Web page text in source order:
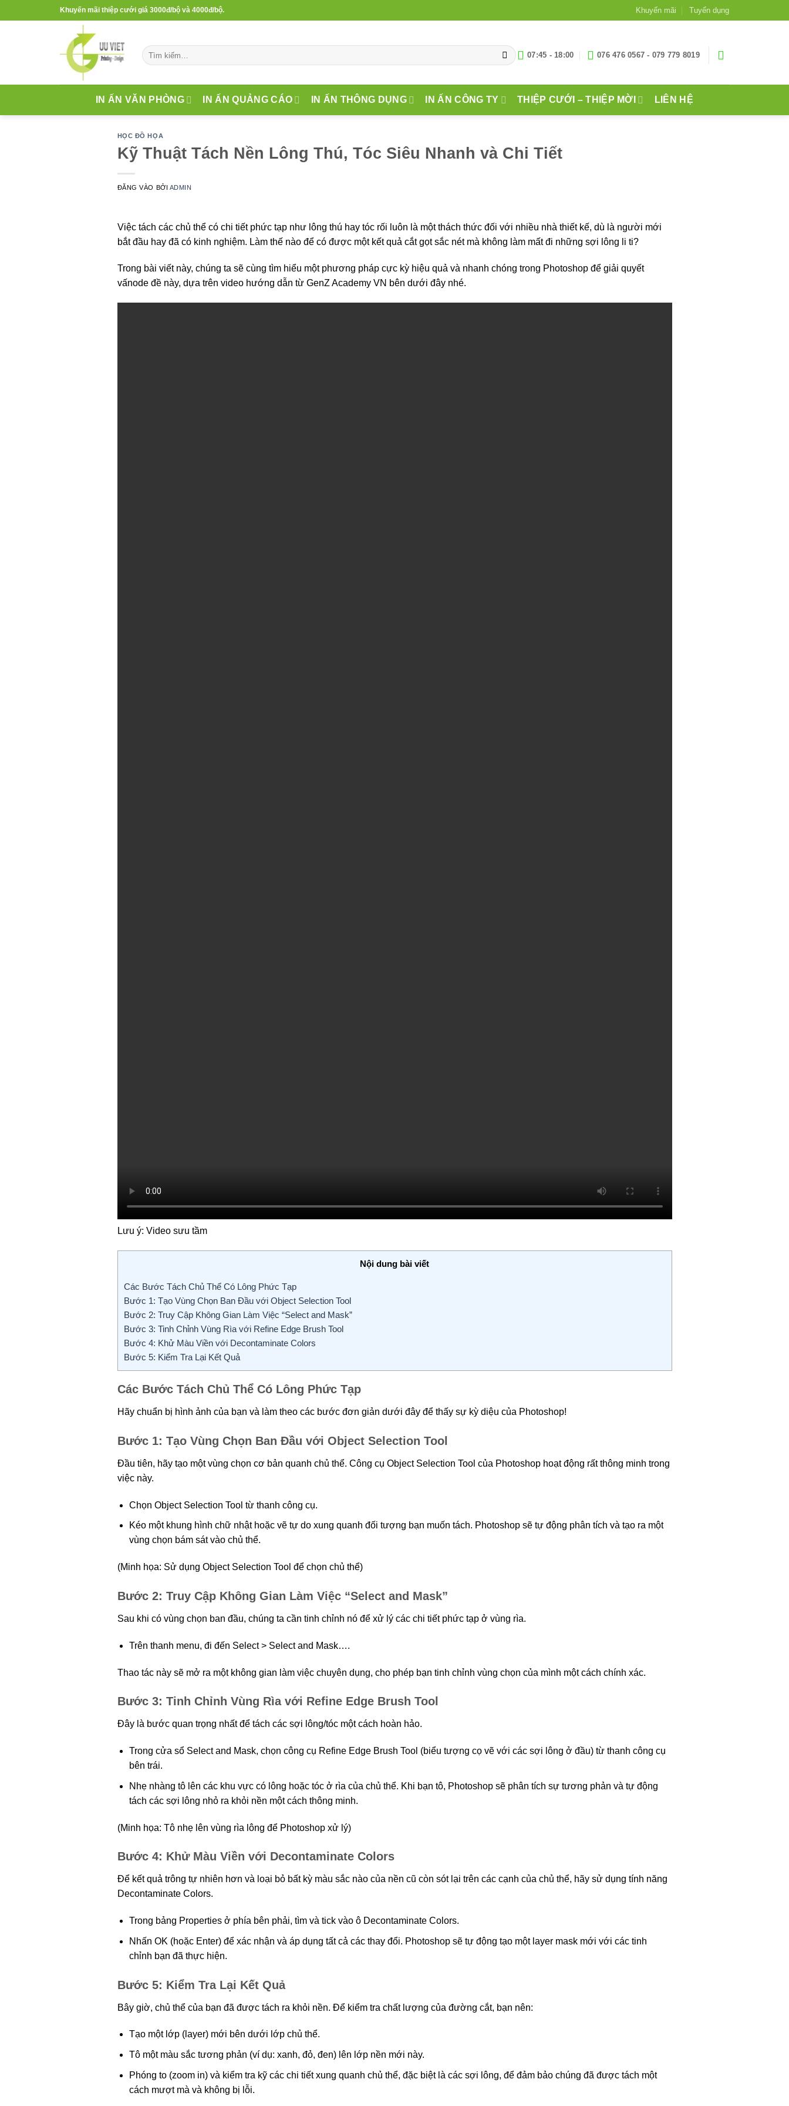
qua
Khuyến mãi thiệp cưới giá 3000đ/bộ và 4000đ/bộ. Khuyến mãi Tuyển dụng
Tìm
kiếm:
07:45 - 18:00 076 476 0567 - 079 779 8019
IN ẤN VĂN PHÒNG IN ẤN QUẢNG CÁO IN ẤN THÔNG DỤNG IN ẤN CÔNG TY THIỆP CƯỚI – THIỆP MỜI LIÊN HỆ
HỌC ĐỒ HỌA
Kỹ Thuật Tách Nền Lông Thú, Tóc Siêu Nhanh và Chi Tiết
ĐĂNG VÀO BỞI ADMIN
Việc tách các chủ thể có chi tiết phức tạp như lông thú hay tóc rối luôn là một thách thức đối với nhiều nhà thiết kế, dù là người mới
bắt đầu hay đã có kinh nghiệm. Làm thế nào để có được một kết quả cắt gọt sắc nét mà không làm mất đi những sợi lông li ti?
Trong bài viết này, chúng ta sẽ cùng tìm hiểu một phương pháp cực kỳ hiệu quả và nhanh chóng trong Photoshop để giải quyết
vấnode đề này, dựa trên video hướng dẫn từ GenZ Academy VN bên dưới đây nhé.
Lưu ý: Video sưu tầm
Nội dung bài viết
Các Bước Tách Chủ Thể Có Lông Phức Tạp
Bước 1: Tạo Vùng Chọn Ban Đầu với Object Selection Tool
Bước 2: Truy Cập Không Gian Làm Việc “Select and Mask”
Bước 3: Tinh Chỉnh Vùng Rìa với Refine Edge Brush Tool
Bước 4: Khử Màu Viền với Decontaminate Colors
Bước 5: Kiểm Tra Lại Kết Quả
Các Bước Tách Chủ Thể Có Lông Phức Tạp
Hãy chuẩn bị hình ảnh của bạn và làm theo các bước đơn giản dưới đây để thấy sự kỳ diệu của Photoshop!
Bước 1: Tạo Vùng Chọn Ban Đầu với Object Selection Tool
Đầu tiên, hãy tạo một vùng chọn cơ bản quanh chủ thể. Công cụ Object Selection Tool của Photoshop hoạt động rất thông minh trong
việc này.
Chọn Object Selection Tool từ thanh công cụ.
Kéo một khung hình chữ nhật hoặc vẽ tự do xung quanh đối tượng bạn muốn tách. Photoshop sẽ tự động phân tích và tạo ra một
vùng chọn bám sát vào chủ thể.
(Minh họa: Sử dụng Object Selection Tool để chọn chủ thể)
Bước 2: Truy Cập Không Gian Làm Việc “Select and Mask”
Sau khi có vùng chọn ban đầu, chúng ta cần tinh chỉnh nó để xử lý các chi tiết phức tạp ở vùng rìa.
Trên thanh menu, đi đến Select > Select and Mask….
Thao tác này sẽ mở ra một không gian làm việc chuyên dụng, cho phép bạn tinh chỉnh vùng chọn của mình một cách chính xác.
Bước 3: Tinh Chỉnh Vùng Rìa với Refine Edge Brush Tool
Đây là bước quan trọng nhất để tách các sợi lông/tóc một cách hoàn hảo.
Trong cửa sổ Select and Mask, chọn công cụ Refine Edge Brush Tool (biểu tượng cọ vẽ với các sợi lông ở đầu) từ thanh công cụ
bên trái.
Nhẹ nhàng tô lên các khu vực có lông hoặc tóc ở rìa của chủ thể. Khi bạn tô, Photoshop sẽ phân tích sự tương phản và tự động
tách các sợi lông nhỏ ra khỏi nền một cách thông minh.
(Minh họa: Tô nhẹ lên vùng rìa lông để Photoshop xử lý)
Bước 4: Khử Màu Viền với Decontaminate Colors
Để kết quả trông tự nhiên hơn và loại bỏ bất kỳ màu sắc nào của nền cũ còn sót lại trên các cạnh của chủ thể, hãy sử dụng tính năng
Decontaminate Colors.
Trong bảng Properties ở phía bên phải, tìm và tick vào ô Decontaminate Colors.
Nhấn OK (hoặc Enter) để xác nhận và áp dụng tất cả các thay đổi. Photoshop sẽ tự động tạo một layer mask mới với các tinh
chỉnh bạn đã thực hiện.
Bước 5: Kiểm Tra Lại Kết Quả
Bây giờ, chủ thể của bạn đã được tách ra khỏi nền. Để kiểm tra chất lượng của đường cắt, bạn nên:
Tạo một lớp (layer) mới bên dưới lớp chủ thể.
Tô một màu sắc tương phản (ví dụ: xanh, đỏ, đen) lên lớp nền mới này.
Phóng to (zoom in) và kiểm tra kỹ các chi tiết xung quanh chủ thể, đặc biệt là các sợi lông, để đảm bảo chúng đã được tách một
cách mượt mà và không bị lỗi.